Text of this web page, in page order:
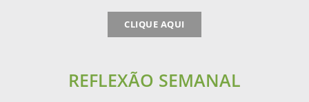
CLIQUE AQUI
REFLEXÃO SEMANAL